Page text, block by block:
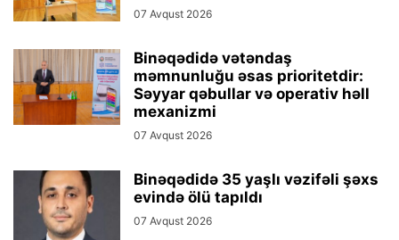
07 Avqust 2026
Binəqədidə vətəndaş
məmnunluğu əsas prioritetdir:
Səyyar qəbullar və operativ həll
mexanizmi
07 Avqust 2026
Binəqədidə 35 yaşlı vəzifəli şəxs
evində ölü tapıldı
07 Avqust 2026